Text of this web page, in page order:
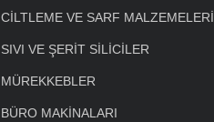
CİLTLEME VE SARF MALZEMELERİ
SIVI VE ŞERİT SİLİCİLER
MÜREKKEBLER
BÜRO MAKİNALARI